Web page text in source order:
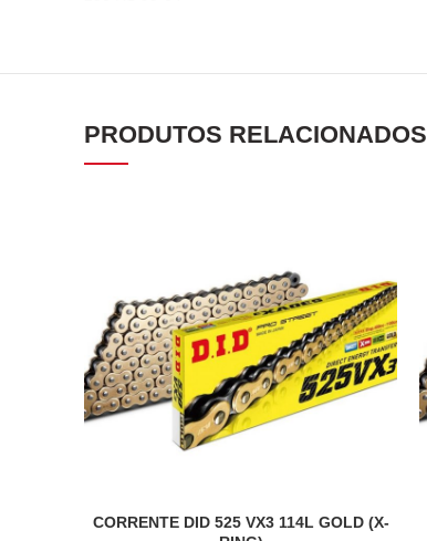
PRODUTOS RELACIONADOS
ADICIONAR
CORRENTE DID 525 VX3 114L GOLD (X-